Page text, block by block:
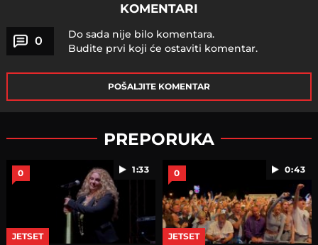
KOMENTARI
0
Do sada nije bilo komentara.
Budite prvi koji će ostaviti komentar.
POŠALJITE KOMENTAR
PREPORUKA
1:33
0
JETSET
0:43
0
JETSET